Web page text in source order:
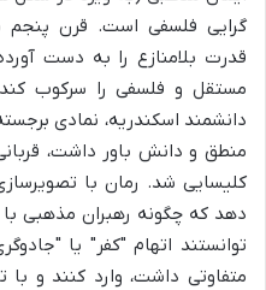
گرایی فلسفی است. قرن پنجم
قدرت بلامنازع را به دست
مستقل و فلسفی را سرکوب
دانشمند اسکندریه، نمادی
منطق و دانش باور داشت،
کلیسایی شد. رمان با
دهد که چگونه رهبران مذهبی با
توانستند اتهام "کفر" یا
متفاوتی داشت، وارد کنند و